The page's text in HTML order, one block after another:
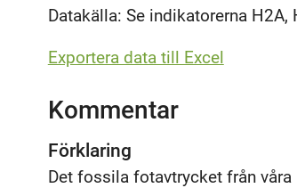
Datakälla: Se indikatorerna
Exportera data till Excel
Kommentar
Förklaring
Det fossila fotavtrycket från